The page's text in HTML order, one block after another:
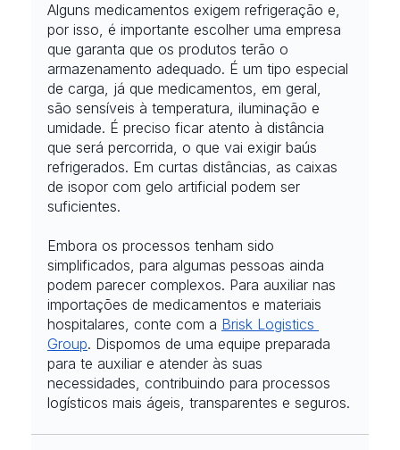
Alguns medicamentos exigem refrigeração e,
por isso, é importante escolher uma empresa
que garanta que os produtos terão o
armazenamento adequado. É um tipo especial
de carga, já que medicamentos, em geral,
são sensíveis à temperatura, iluminação e
umidade. É preciso ficar atento à distância
que será percorrida, o que vai exigir baús
refrigerados. Em curtas distâncias, as caixas
de isopor com gelo artificial podem ser
suficientes.
Embora os processos tenham sido
simplificados, para algumas pessoas ainda
podem parecer complexos. Para auxiliar nas
importações de medicamentos e materiais
hospitalares, conte com a Brisk Logistics
Group. Dispomos de uma equipe preparada
para te auxiliar e atender às suas
necessidades, contribuindo para processos
logísticos mais ágeis, transparentes e seguros.